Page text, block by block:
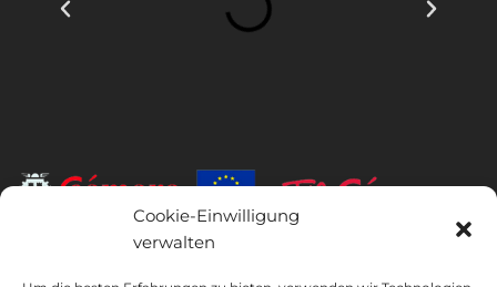
Cookie-Einwilligung
verwalten